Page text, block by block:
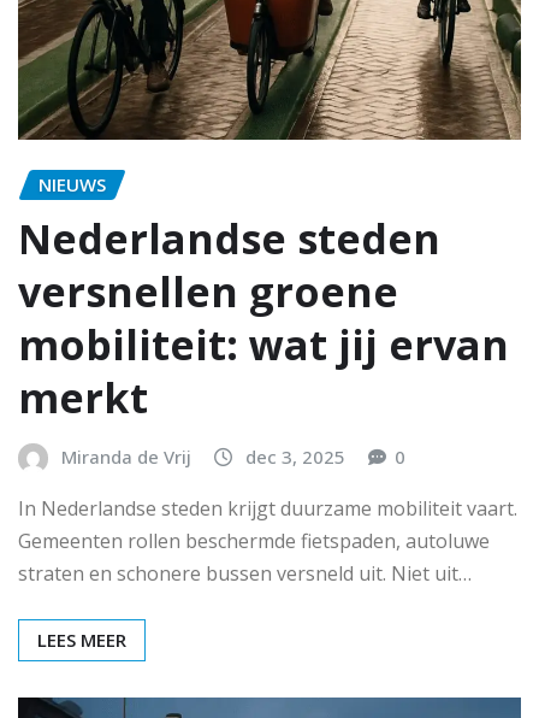
NIEUWS
Nederlandse steden
versnellen groene
mobiliteit: wat jij ervan
merkt
Miranda de Vrij dec 3, 2025 0
In Nederlandse steden krijgt duurzame mobiliteit vaart.
Gemeenten rollen beschermde fietspaden, autoluwe
straten en schonere bussen versneld uit. Niet uit…
LEES MEER